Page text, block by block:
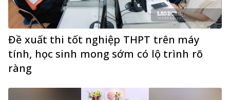
Đề xuất thi tốt nghiệp THPT trên máy
tính, học sinh mong sớm có lộ trình rõ
ràng